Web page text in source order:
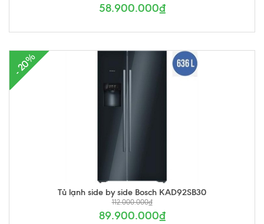
58.900.000₫
- 20%
Tủ lạnh side by side Bosch KAD92SB30
112.000.000₫
89.900.000₫